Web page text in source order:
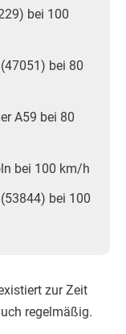
bei 100
bei 80
A59 bei 80
bei 100 km/h
bei 100
zur Zeit
regelmäßig.